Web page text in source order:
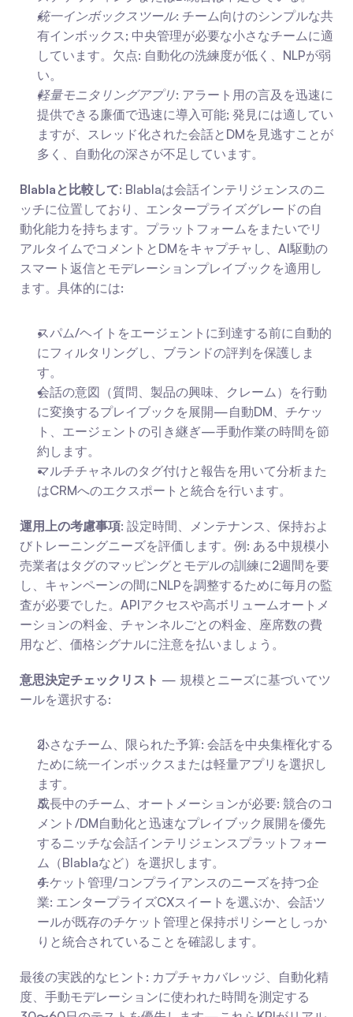
統一インボックスツール: チーム向けのシンプルな共
有インボックス; 中央管理が必要な小さなチームに適
しています。欠点: 自動化の洗練度が低く、NLPが弱
い。
軽量モニタリングアプリ: アラート用の言及を迅速に
提供できる廉価で迅速に導入可能; 発見には適してい
ますが、スレッド化された会話とDMを見逃すことが
多く、自動化の深さが不足しています。
Blablaと比較して: Blablaは会話インテリジェンスのニ
ッチに位置しており、エンタープライズグレードの自
動化能力を持ちます。プラットフォームをまたいでリ
アルタイムでコメントとDMをキャプチャし、AI駆動の
スマート返信とモデレーションプレイブックを適用し
ます。具体的には:
スパム/ヘイトをエージェントに到達する前に自動的
にフィルタリングし、ブランドの評判を保護しま
す。
会話の意図（質問、製品の興味、クレーム）を行動
に変換するプレイブックを展開—自動DM、チケッ
ト、エージェントの引き継ぎ—手動作業の時間を節
約します。
マルチチャネルのタグ付けと報告を用いて分析また
はCRMへのエクスポートと統合を行います。
運用上の考慮事項: 設定時間、メンテナンス、保持およ
びトレーニングニーズを評価します。例: ある中規模小
売業者はタグのマッピングとモデルの訓練に2週間を要
し、キャンペーンの間にNLPを調整するために毎月の監
査が必要でした。APIアクセスや高ボリュームオートメ
ーションの料金、チャンネルごとの料金、座席数の費
用など、価格シグナルに注意を払いましょう。
意思決定チェックリスト — 規模とニーズに基づいてツ
ールを選択する:
小さなチーム、限られた予算: 会話を中央集権化する
ために統一インボックスまたは軽量アプリを選択し
ます。
成長中のチーム、オートメーションが必要: 競合のコ
メント/DM自動化と迅速なプレイブック展開を優先
するニッチな会話インテリジェンスプラットフォー
ム（Blablaなど）を選択します。
チケット管理/コンプライアンスのニーズを持つ企
業: エンタープライズCXスイートを選ぶか、会話ツ
ールが既存のチケット管理と保持ポリシーとしっか
りと統合されていることを確認します。
最後の実践的なヒント: カプチャカバレッジ、自動化精
度、手動モデレーションに使われた時間を測定する